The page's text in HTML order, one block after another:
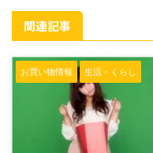
関連記事
お買い物情報 生活・くらし